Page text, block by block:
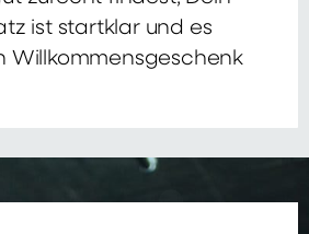
ist startklar und es
Willkommensgeschenk